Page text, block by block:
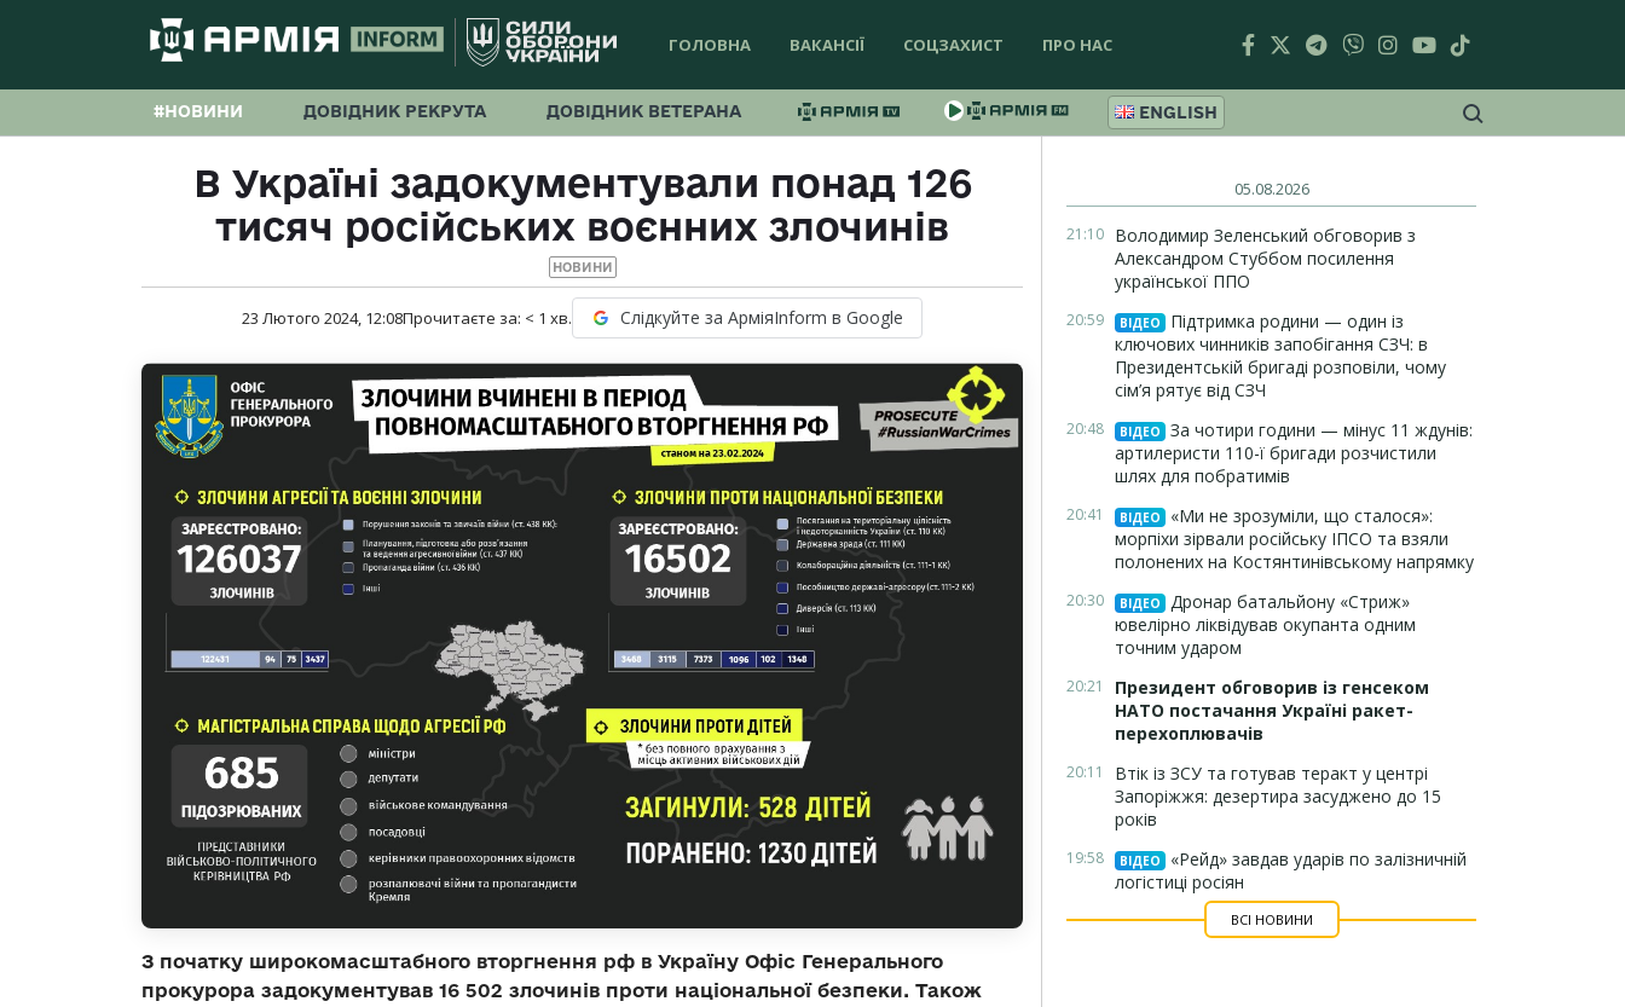
ГОЛОВНА ВАКАНСІЇ СОЦЗАХИСТ ПРО НАС
#НОВИНИ ДОВІДНИК РЕКРУТА ДОВІДНИК ВЕТЕРАНА ENGLISH
В Україні задокументували понад 126
тисяч російських воєнних злочинів
НОВИНИ
23 Лютого 2024, 12:08Прочитаєте за: < 1 хв. Слідкуйте за АрміяInform в Google
З початку широкомасштабного вторгнення рф в Україну Офіс Генерального
прокурора задокументував 16 502 злочинів проти національної безпеки. Також
05.08.2026
21:10 Володимир Зеленський обговорив з
Александром Стуббом посилення
української ППО
20:59 ВІДЕО
Підтримка родини — один із
ключових чинників запобігання СЗЧ: в
Президентській бригаді розповіли, чому
сім’я рятує від СЗЧ
20:48 ВІДЕО
За чотири години — мінус 11 ждунів:
артилеристи 110-ї бригади розчистили
шлях для побратимів
20:41 ВІДЕО
«Ми не зрозуміли, що сталося»:
морпіхи зірвали російську ІПСО та взяли
полонених на Костянтинівському напрямку
20:30 ВІДЕО
Дронар батальйону «Стриж»
ювелірно ліквідував окупанта одним
точним ударом
20:21
Президент обговорив із генсеком
НАТО постачання Україні ракет-
перехоплювачів
20:11
Втік із ЗСУ та готував теракт у центрі
Запоріжжя: дезертира засуджено до 15
років
19:58 ВІДЕО
«Рейд» завдав ударів по залізничній
логістиці росіян
ВСІ НОВИНИ